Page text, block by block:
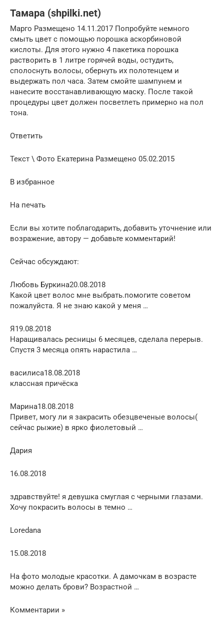
Тамара (shpilki.net)
Марго Размещено 14.11.2017 Попробуйте немного
смыть цвет с помощью порошка аскорбиновой
кислоты. Для этого нужно 4 пакетика порошка
растворить в 1 литре горячей воды, остудить,
сполоснуть волосы, обернуть их полотенцем и
выдержать пол часа. Затем смойте шампунем и
нанесите восстанавливающую маску. После такой
процедуры цвет должен посветлеть примерно на пол
тона.
Ответить
Текст \ Фото Екатерина Размещено 05.02.2015
В избранное
На печать
Если вы хотите поблагодарить, добавить уточнение или
возражение, автору — добавьте комментарий!
Сейчас обсуждают:
Любовь Буркина20.08.2018
Какой цвет волос мне выбрать.помогите советом
пожалуйста. Я не знаю какой у меня …
Я19.08.2018
Наращивалась ресницы 6 месяцев, сделала перерыв.
Спустя 3 месяца опять нарастила …
василиса18.08.2018
классная причёска
Марина18.08.2018
Привет, могу ли я закрасить обезцвеченые волосы(
сейчас рыжие) в ярко фиолетовый …
Дария
16.08.2018
здравствуйте! я девушка смуглая с черными глазами.
Хочу покрасить волосы в темно …
Loredana
15.08.2018
На фото молодые красотки. А дамочкам в возрасте
можно делать брови? Возрастной …
Комментарии »